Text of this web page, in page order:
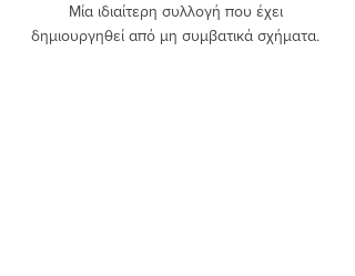
Μία ιδιαίτερη συλλογή που έχει
δημιουργηθεί από μη συμβατικά σχήματα.